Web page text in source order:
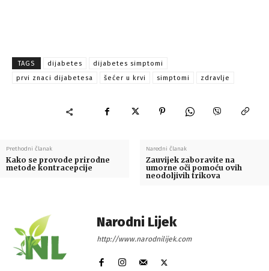
TAGS dijabetes
dijabetes simptomi
prvi znaci dijabetesa
šećer u krvi simptomi zdravlje
Prethodni članak
Kako se provode prirodne
metode kontracepcije
Naredni članak
Zauvijek zaboravite na
umorne oči pomoću ovih
neodoljivih trikova
Narodni Lijek
http://www.narodnilijek.com